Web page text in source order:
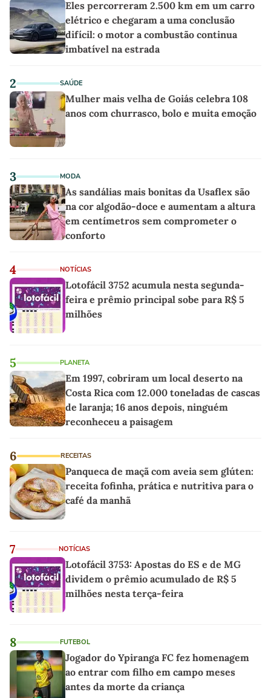
Eles percorreram 2.500 km em um carro
elétrico e chegaram a uma conclusão
difícil: o motor a combustão continua
imbatível na estrada
2 SAÚDE
Mulher mais velha de Goiás celebra 108
anos com churrasco, bolo e muita emoção
3 MODA
As sandálias mais bonitas da Usaflex são
na cor algodão-doce e aumentam a altura
em centímetros sem comprometer o
conforto
4 NOTÍCIAS
Lotofácil 3752 acumula nesta segunda-
feira e prêmio principal sobe para R$ 5
milhões
5 PLANETA
Em 1997, cobriram um local deserto na
Costa Rica com 12.000 toneladas de cascas
de laranja; 16 anos depois, ninguém
reconheceu a paisagem
6 RECEITAS
Panqueca de maçã com aveia sem glúten:
receita fofinha, prática e nutritiva para o
café da manhã
7 NOTÍCIAS
Lotofácil 3753: Apostas do ES e de MG
dividem o prêmio acumulado de R$ 5
milhões nesta terça-feira
8 FUTEBOL
Jogador do Ypiranga FC fez homenagem
ao entrar com filho em campo meses
antes da morte da criança